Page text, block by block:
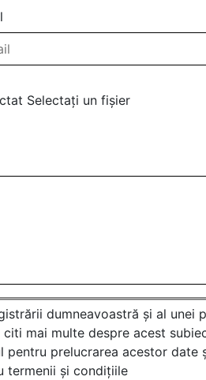
Selectați un fișier
dumneavoastră și al unei
mai multe despre acest
pentru prelucrarea acestor date
termenii și condițiile